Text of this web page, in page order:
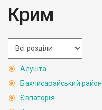
Крим
Алушта
Бахчисарайський район
Євпаторія